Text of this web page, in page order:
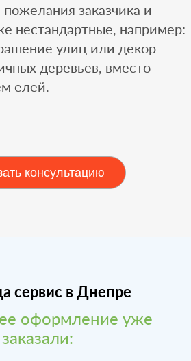
заказчика и
нестандартные, например:
улиц или декор
деревьев, вместо
елей.
консультацию
сервис в Днепре
оформление уже
заказали: